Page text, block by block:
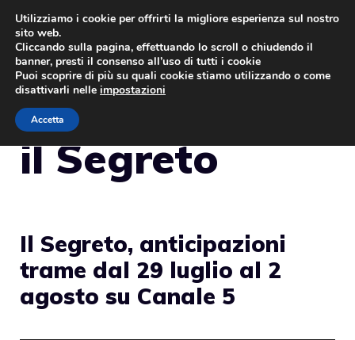
Vai
contenuto
il Segreto
Il Segreto, anticipazioni
trame dal 29 luglio al 2
agosto su Canale 5
Utilizziamo i cookie per offrirti la migliore esperienza sul nostro
sito web.
Cliccando sulla pagina, effettuando lo scroll o chiudendo il
banner, presti il consenso all’uso di tutti i cookie
Puoi scoprire di più su quali cookie stiamo utilizzando o come
disattivarli nelle impostazioni
Accetta